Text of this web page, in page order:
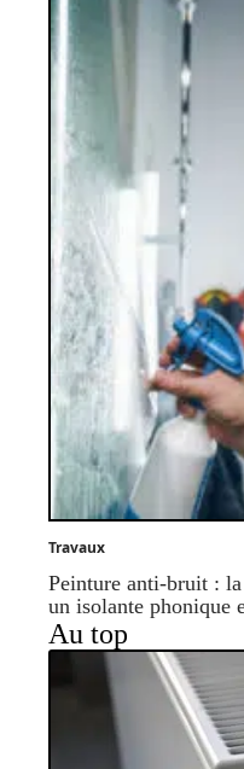
Travaux
Peinture anti-bruit :
un isolante phonique
Au top